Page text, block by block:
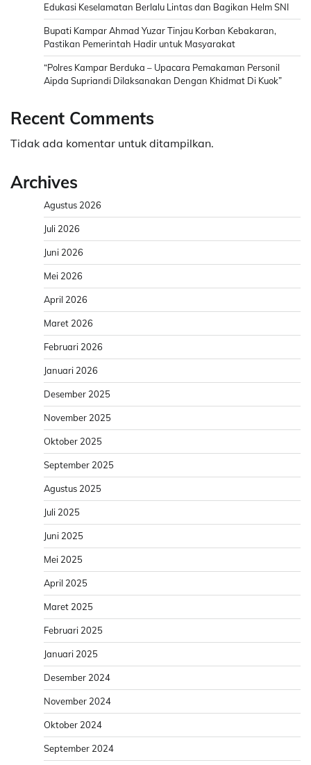
Edukasi Keselamatan Berlalu Lintas dan Bagikan Helm SNI
Bupati Kampar Ahmad Yuzar Tinjau Korban Kebakaran,
Pastikan Pemerintah Hadir untuk Masyarakat
“Polres Kampar Berduka – Upacara Pemakaman Personil
Aipda Supriandi Dilaksanakan Dengan Khidmat Di Kuok”
Recent Comments
Tidak ada komentar untuk ditampilkan.
Archives
Agustus 2026
Juli 2026
Juni 2026
Mei 2026
April 2026
Maret 2026
Februari 2026
Januari 2026
Desember 2025
November 2025
Oktober 2025
September 2025
Agustus 2025
Juli 2025
Juni 2025
Mei 2025
April 2025
Maret 2025
Februari 2025
Januari 2025
Desember 2024
November 2024
Oktober 2024
September 2024